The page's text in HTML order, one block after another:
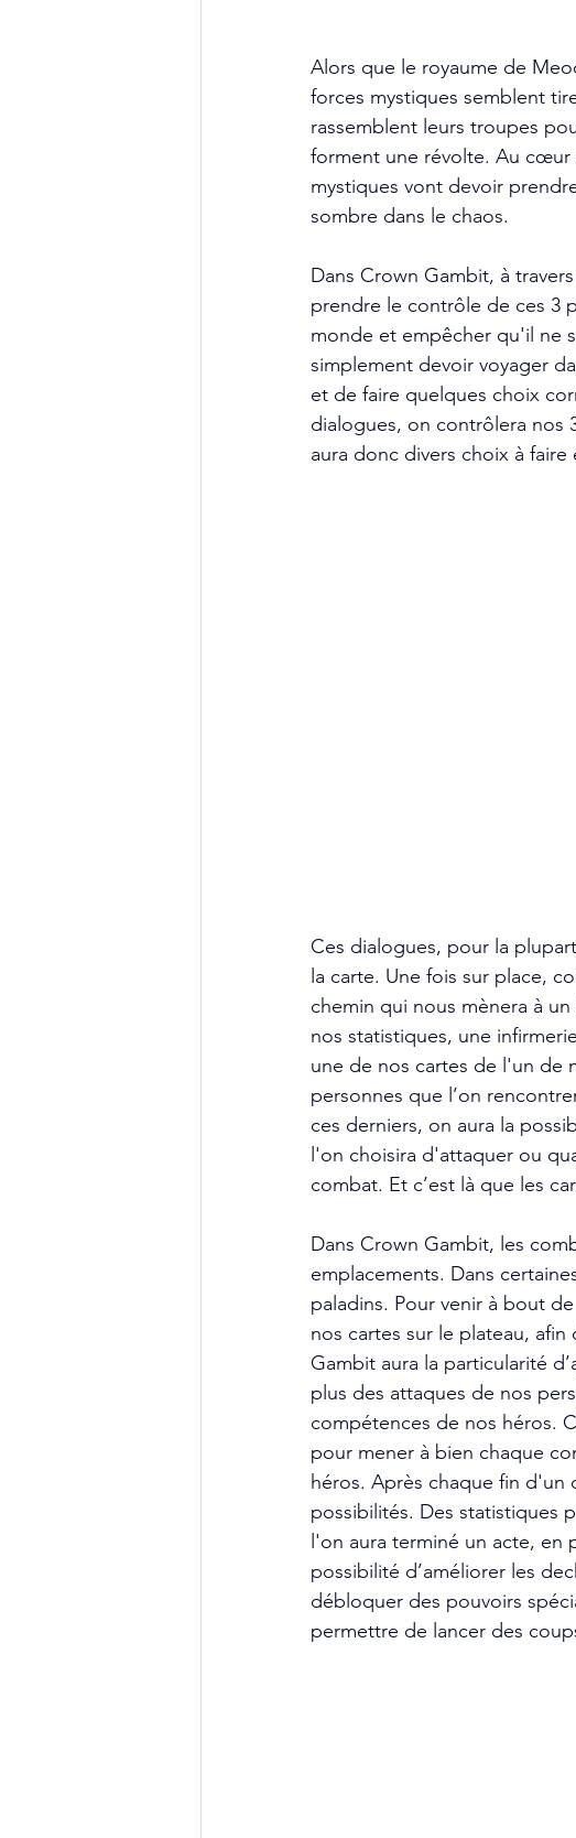
Alors que le royaume de
forces mystiques semblent
rassemblent leurs troupes
forment une révolte. Au cœur
mystiques vont devoir
sombre dans le chaos.
Dans Crown Gambit, à
prendre le contrôle de ces 3
monde et empêcher qu'il ne
simplement devoir voyager
et de faire quelques choix
dialogues, on contrôlera nos
aura donc divers choix à
Ces dialogues, pour la
la carte. Une fois sur place,
chemin qui nous mènera à
nos statistiques, une
une de nos cartes de l'un de
personnes que l’on
ces derniers, on aura la
l'on choisira d'attaquer ou
combat. Et c’est là que les
Dans Crown Gambit, les
emplacements. Dans
paladins. Pour venir à bout
nos cartes sur le plateau,
Gambit aura la particularité
plus des attaques de nos
compétences de nos héros.
pour mener à bien chaque
héros. Après chaque fin d'un
possibilités. Des statistiques
l'on aura terminé un acte, en
possibilité d’améliorer les
débloquer des pouvoirs
permettre de lancer des